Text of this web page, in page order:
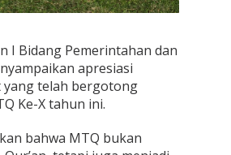
I Bidang Pemerintahan dan
apresiasi
yang telah bergotong
Ke-X tahun ini.
bahwa MTQ bukan